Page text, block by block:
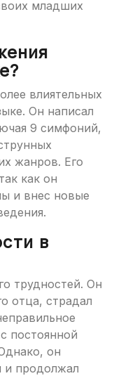
младших
влиятельных
Он написал
9 симфоний,
жанров. Его
как он
и внес новые
в
трудностей. Он
отца, страдал
постоянной
он
и продолжал